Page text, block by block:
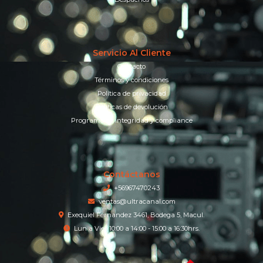
Servicio Al Cliente
Contacto
Términos y condiciones
Política de privacidad
Políticas de devolución
Programa de integridad y compliance
Contáctanos
+56967470243
ventas@ultracanal.com
Exequiel Fernandez 3461, Bodega 5, Macul.
Lun a Vier 10:00 a 14:00 - 15:00 a 16:30hrs.